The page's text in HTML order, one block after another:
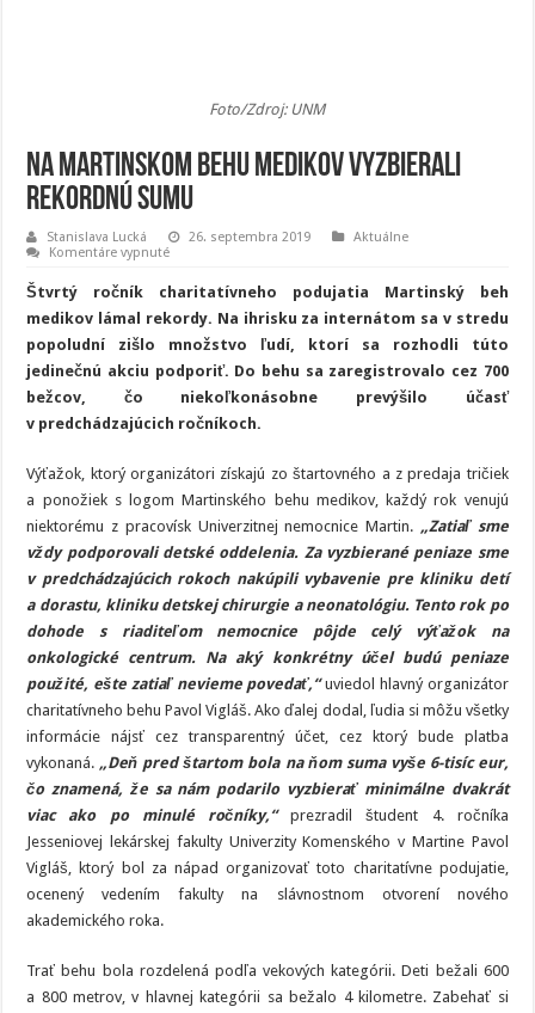
Foto/Zdroj: UNM
Na Martinskom behu medikov vyzbierali
rekordnú sumu
Stanislava Lucká 26. septembra 2019
Aktuálne
Komentáre vypnuténa
Martinskom
behu
medikov
vyzbierali
rekordnú
Štvrtý ročník charitatívneho podujatia Martinský beh
medikov lámal rekordy. Na ihrisku za internátom sa v stredu
popoludní zišlo množstvo ľudí, ktorí sa rozhodli túto
jedinečnú akciu podporiť. Do behu sa zaregistrovalo cez 700
bežcov, čo niekoľkonásobne prevýšilo účasť
v predchádzajúcich ročníkoch.
Výťažok, ktorý organizátori získajú zo štartovného a z predaja tričiek
a ponožiek s logom Martinského behu medikov, každý rok venujú
niektorému z pracovísk Univerzitnej nemocnice Martin. „Zatiaľ sme
vždy podporovali detské oddelenia. Za vyzbierané peniaze sme
v predchádzajúcich rokoch nakúpili vybavenie pre kliniku detí
a dorastu, kliniku detskej chirurgie a neonatológiu. Tento rok po
dohode s riaditeľom nemocnice pôjde celý výťažok na
onkologické centrum. Na aký konkrétny účel budú peniaze
použité, ešte zatiaľ nevieme povedať,“uviedol hlavný organizátor
charitatívneho behu Pavol Vigláš. Ako ďalej dodal, ľudia si môžu všetky
informácie nájsť cez transparentný účet, cez ktorý bude platba
vykonaná. „Deň pred štartom bola na ňom suma vyše 6-tisíc eur,
čo znamená, že sa nám podarilo vyzbierať minimálne dvakrát
viac ako po minulé ročníky,“
prezradil študent 4. ročníka
Jesseniovej lekárskej fakulty Univerzity Komenského v Martine Pavol
Vigláš, ktorý bol za nápad organizovať toto charitatívne podujatie,
ocenený vedením fakulty na slávnostnom otvorení nového
akademického roka.
Trať behu bola rozdelená podľa vekových kategórii. Deti bežali 600
a 800 metrov, v hlavnej kategórii sa bežalo 4 kilometre. Zabehať si